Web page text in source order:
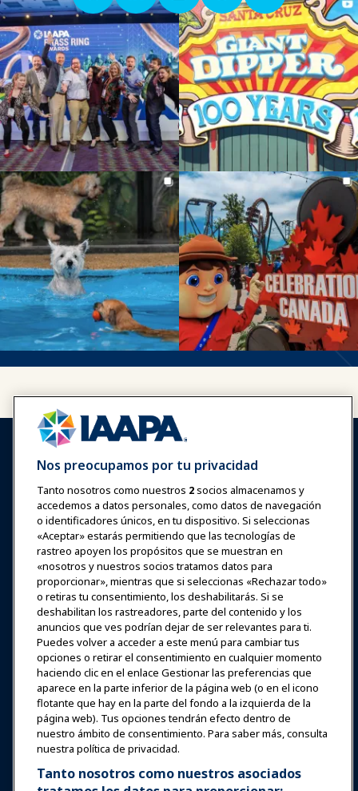
Iniciar sesión Únete ahora
Premios Carreras
Contacto
Expos y Eventos
Noticias y Funworld
Educación
Seguridad y protección
Defensa
Nos preocupamos por tu privacidad
Tanto nosotros como nuestros 2socios almacenamos y
accedemos a datos personales, como datos de navegación
o identificadores únicos, en tu dispositivo. Si seleccionas
«Aceptar» estarás permitiendo que las tecnologías de
rastreo apoyen los propósitos que se muestran en
«nosotros y nuestros socios tratamos datos para
proporcionar», mientras que si seleccionas «Rechazar todo»
o retiras tu consentimiento, los deshabilitarás. Si se
deshabilitan los rastreadores, parte del contenido y los
anuncios que ves podrían dejar de ser relevantes para ti.
Puedes volver a acceder a este menú para cambiar tus
opciones o retirar el consentimiento en cualquier momento
haciendo clic en el enlace Gestionar las preferencias que
aparece en la parte inferior de la página web (o en el icono
flotante que hay en la parte del fondo a la izquierda de la
página web). Tus opciones tendrán efecto dentro de
nuestro ámbito de consentimiento. Para saber más, consulta
nuestra política de privacidad.
Tanto nosotros como nuestros asociados